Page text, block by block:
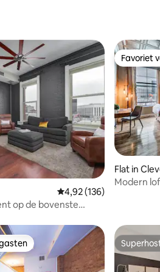
op 5, 190 recensies
Gemiddelde beoordeling
4,92 (136)
op de bovenste
Favoriet
Favoriet
Flat in
Modern
gasten